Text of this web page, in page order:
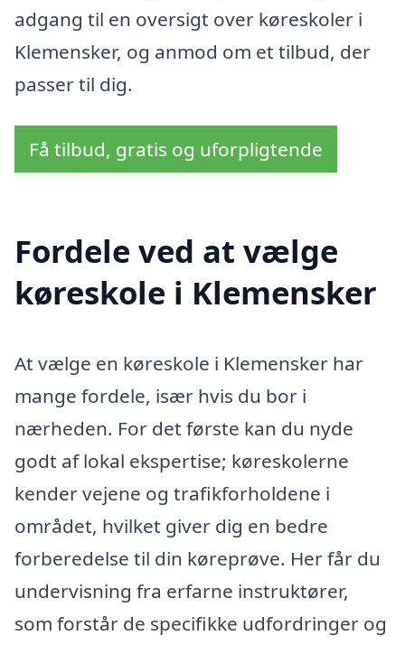
adgang til en oversigt over køreskoler i
Klemensker, og anmod om et tilbud, der
passer til dig.
Få tilbud, gratis og uforpligtende
Fordele ved at vælge
køreskole i Klemensker
At vælge en køreskole i Klemensker har
mange fordele, især hvis du bor i
nærheden. For det første kan du nyde
godt af lokal ekspertise; køreskolerne
kender vejene og trafikforholdene i
området, hvilket giver dig en bedre
forberedelse til din køreprøve. Her får du
undervisning fra erfarne instruktører,
som forstår de specifikke udfordringer og